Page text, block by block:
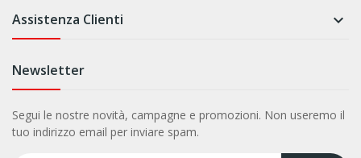
Assistenza Clienti 
Newsletter
Segui le nostre novità, campagne e promozioni. Non useremo il
tuo indirizzo email per inviare spam.